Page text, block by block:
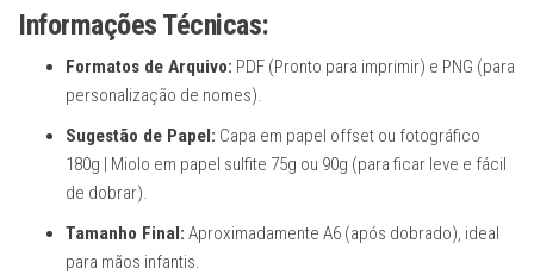
Informações Técnicas:
Formatos de Arquivo: PDF (Pronto para imprimir) e PNG (para
personalização de nomes).
Sugestão de Papel: Capa em papel offset ou fotográfico
180g | Miolo em papel sulfite 75g ou 90g (para ficar leve e fácil
de dobrar).
Tamanho Final: Aproximadamente A6 (após dobrado), ideal
para mãos infantis.